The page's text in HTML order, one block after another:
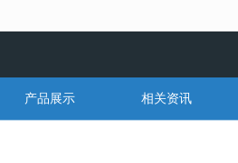
产品展示 相关资讯